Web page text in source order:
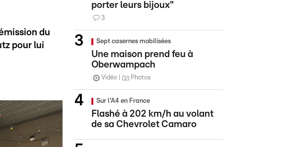
du
pour lui
porter leurs bijoux"
3
Sept casernes mobilisées
Une maison prend feu à
Oberwampach
Vidéo Photos
Sur l'A4 en France
Flashé à 202 km/h au volant
de sa Chevrolet Camaro